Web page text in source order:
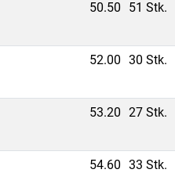
50.50 51 Stk.
52.00 30 Stk.
53.20 27 Stk.
54.60 33 Stk.